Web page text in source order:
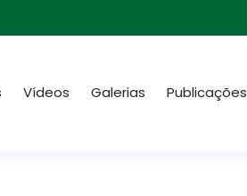
Vídeos Galerias Publicações